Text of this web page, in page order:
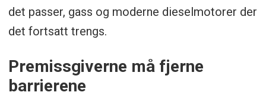
det passer, gass og moderne dieselmotorer der
det fortsatt trengs.
Premissgiverne må fjerne
barrierene